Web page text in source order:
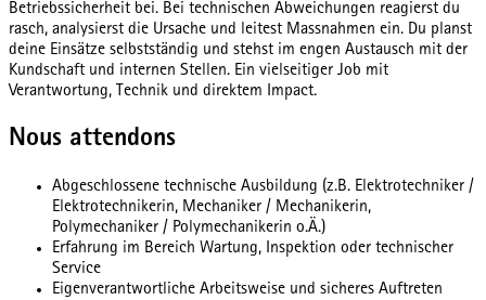
Betriebssicherheit bei. Bei technischen Abweichungen reagierst du
rasch, analysierst die Ursache und leitest Massnahmen ein. Du planst
deine Einsätze selbstständig und stehst im engen Austausch mit der
Kundschaft und internen Stellen. Ein vielseitiger Job mit
Verantwortung, Technik und direktem Impact.
Nous attendons
Abgeschlossene technische Ausbildung (z.B. Elektrotechniker /
Elektrotechnikerin, Mechaniker / Mechanikerin,
Polymechaniker / Polymechanikerin o.Ä.)
Erfahrung im Bereich Wartung, Inspektion oder technischer
Service
Eigenverantwortliche Arbeitsweise und sicheres Auftreten